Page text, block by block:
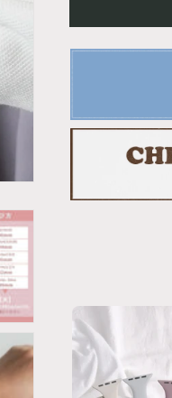
Silicone
Slim
Apple
Strap